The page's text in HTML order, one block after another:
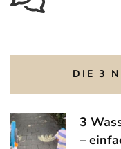
DIE 3
3
–